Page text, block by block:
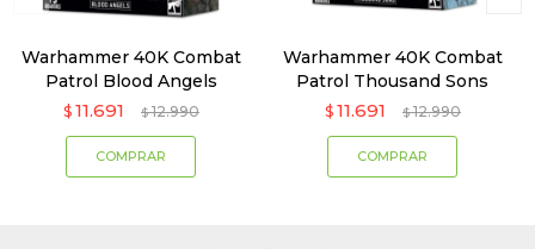
Warhammer 40K Combat
Patrol Blood Angels
$ 11.691 $ 12.990
Warhammer 40K Combat
Patrol Thousand Sons
$ 11.691 $ 12.990